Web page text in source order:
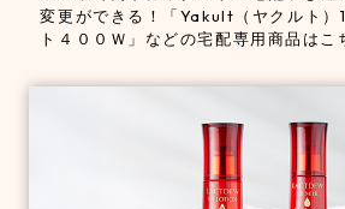
変更ができる！「Yakult（ヤクルト
ト４００Ｗ」などの宅配専用商品はこ